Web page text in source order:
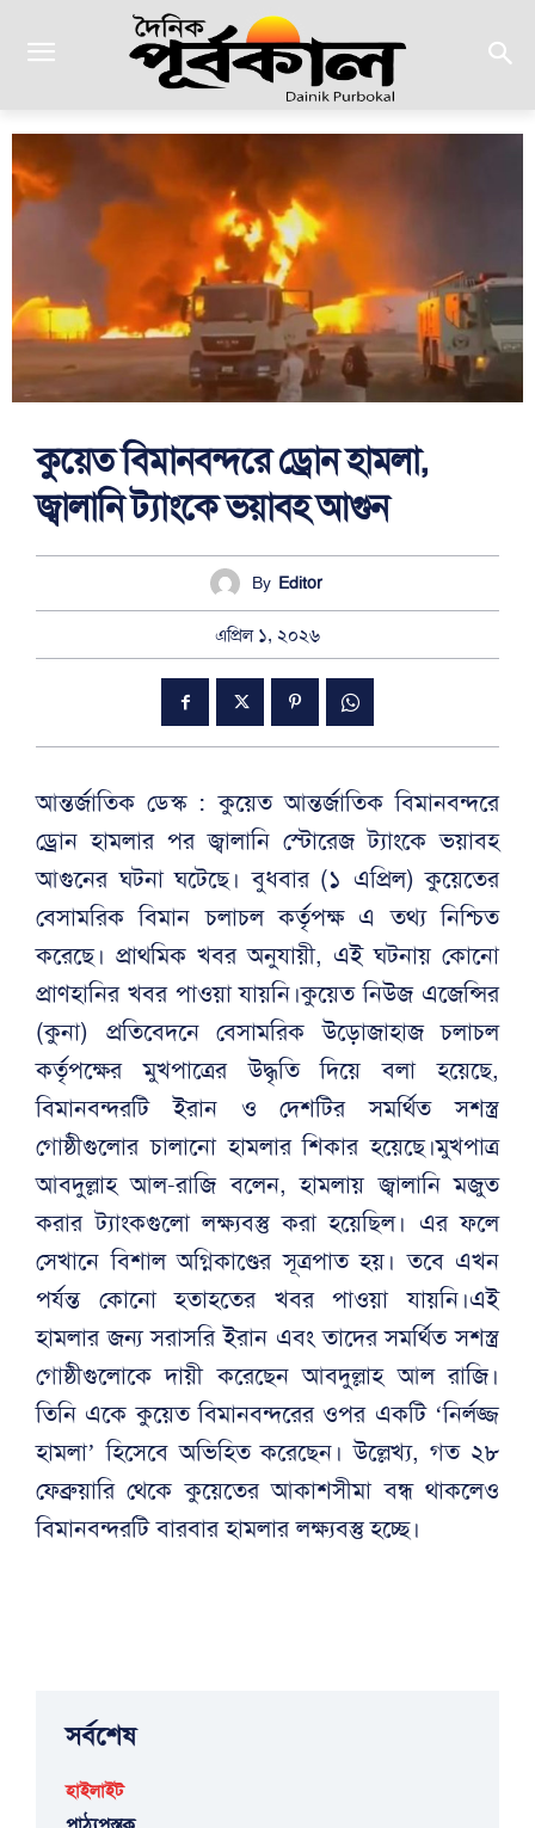
কুয়েত বিমানবন্দরে ড্রোন হামলা,
জ্বালানি ট্যাংকে ভয়াবহ আগুন
By Editor
এপ্রিল ১, ২০২৬
আন্তর্জাতিক ডেস্ক : কুয়েত আন্তর্জাতিক বিমানবন্দরে
ড্রোন হামলার পর জ্বালানি স্টোরেজ ট্যাংকে ভয়াবহ
আগুনের ঘটনা ঘটেছে। বুধবার (১ এপ্রিল) কুয়েতের
বেসামরিক বিমান চলাচল কর্তৃপক্ষ এ তথ্য নিশ্চিত
করেছে। প্রাথমিক খবর অনুযায়ী, এই ঘটনায় কোনো
প্রাণহানির খবর পাওয়া যায়নি।কুয়েত নিউজ এজেন্সির
(কুনা) প্রতিবেদনে বেসামরিক উড়োজাহাজ চলাচল
কর্তৃপক্ষের মুখপাত্রের উদ্ধৃতি দিয়ে বলা হয়েছে,
বিমানবন্দরটি ইরান ও দেশটির সমর্থিত সশস্ত্র
গোষ্ঠীগুলোর চালানো হামলার শিকার হয়েছে।মুখপাত্র
আবদুল্লাহ আল-রাজি বলেন, হামলায় জ্বালানি মজুত
করার ট্যাংকগুলো লক্ষ্যবস্তু করা হয়েছিল। এর ফলে
সেখানে বিশাল অগ্নিকাণ্ডের সূত্রপাত হয়। তবে এখন
পর্যন্ত কোনো হতাহতের খবর পাওয়া যায়নি।এই
হামলার জন্য সরাসরি ইরান এবং তাদের সমর্থিত সশস্ত্র
গোষ্ঠীগুলোকে দায়ী করেছেন আবদুল্লাহ আল রাজি।
তিনি একে কুয়েত বিমানবন্দরের ওপর একটি ‘নির্লজ্জ
হামলা’ হিসেবে অভিহিত করেছেন। উল্লেখ্য, গত ২৮
ফেব্রুয়ারি থেকে কুয়েতের আকাশসীমা বন্ধ থাকলেও
বিমানবন্দরটি বারবার হামলার লক্ষ্যবস্তু হচ্ছে।
সর্বশেষ
হাইলাইট